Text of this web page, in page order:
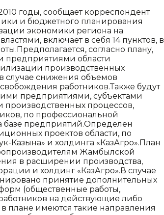
годы, сообщает корреспондент
и бюджетного планирования
экономики региона на
включает в себя 14 пунктов, в
согласно плану,
предприятиями области
производственных
случае снижения объемов
работников.Также будут
предприятиями, субъектами
производственных процессов,
по профессиональной
базе предприятий.Определен
проектов области, по
Казына» и холдинга «КазАгро».План
Жамбылской
в расширении производства,
и холдинг «КазАгро».В случае
принятие дополнительных
(общественные работы,
на действующие либо
плане имеются такие направления